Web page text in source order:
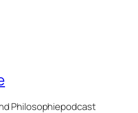
Philosophiepodcast